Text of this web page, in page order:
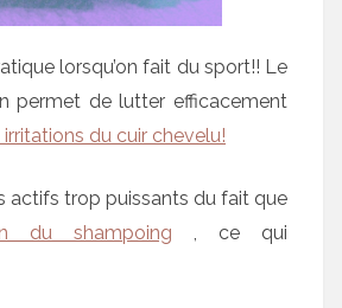
lorsqu’on fait du sport!! Le
permet de lutter efficacement
du cuir chevelu!
actifs trop puissants du fait que
du shampoing , ce qui